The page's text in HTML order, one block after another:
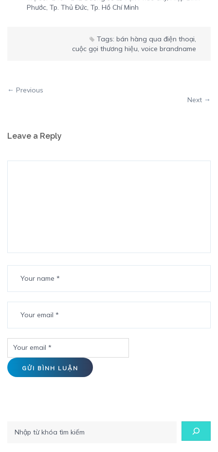
Phước, Tp. Thủ Đức, Tp. Hồ Chí Minh
Tags: bán hàng qua điện thoại,
cuộc gọi thương hiệu, voice brandname
Previous
Next
Leave a Reply